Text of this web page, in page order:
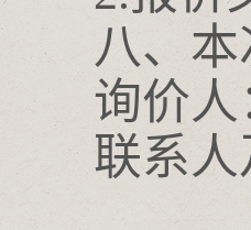
八、本次
询价人
联系人及